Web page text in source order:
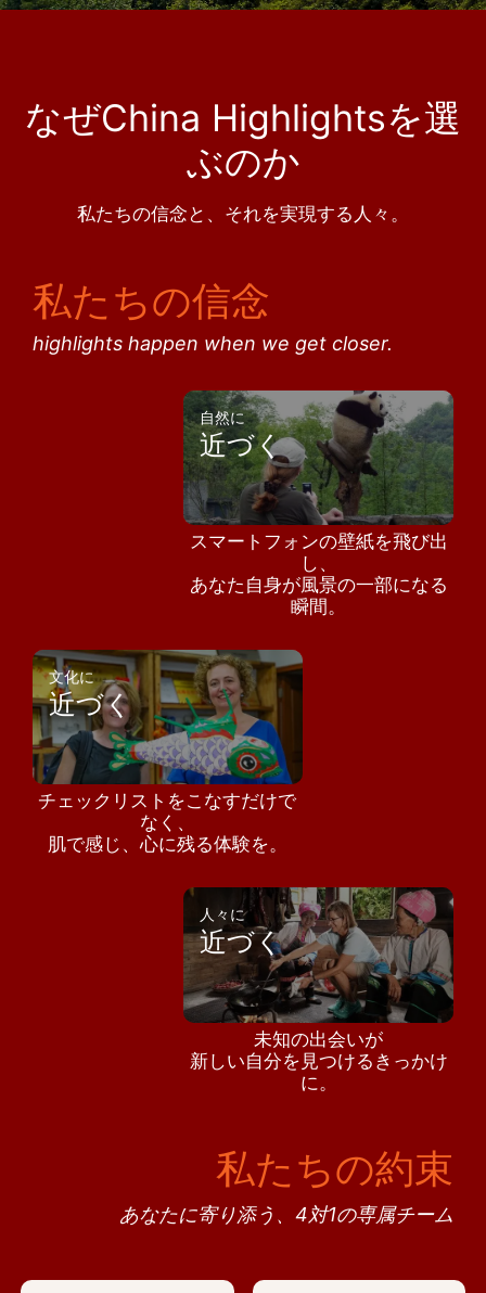
なぜChina Highlightsを選
ぶのか
私たちの信念と、それを実現する人々。
私たちの信念
highlights happen when we get closer.
自然に
近づく
スマートフォンの壁紙を飛び出
し、
あなた自身が風景の一部になる
瞬間。
文化に
近づく
チェックリストをこなすだけで
なく、
肌で感じ、心に残る体験を。
人々に
近づく
未知の出会いが
新しい自分を見つけるきっかけ
に。
私たちの約束
あなたに寄り添う、4対1の専属チーム